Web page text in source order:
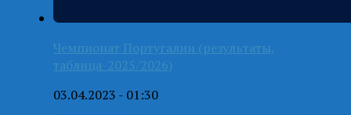
Чемпионат Португалии (результаты,
таблица-2025/2026)
03.04.2023 - 01:30